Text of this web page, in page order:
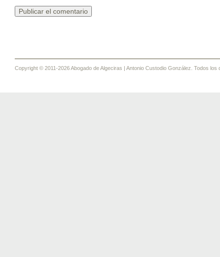
Copyright © 2011-2026 Abogado de Algeciras | Antonio Custodio González. Todos